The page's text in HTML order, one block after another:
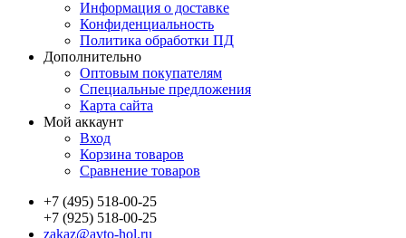
Информация о доставке
Конфиденциальность
Политика обработки ПД
Дополнительно
Оптовым покупателям
Специальные предложения
Карта сайта
Мой аккаунт
Вход
Корзина товаров
Сравнение товаров
+7 (495) 518-00-25
+7 (925) 518-00-25
zakaz@avto-hol.ru